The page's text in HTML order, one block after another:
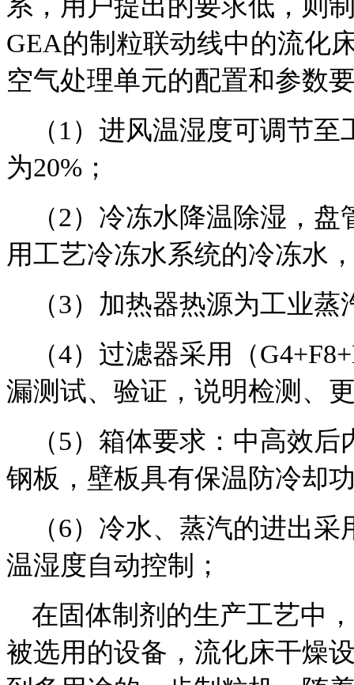
系，用户提出的要求低，则
GEA的制粒联动线中的流化
空气处理单元的配置和参数
（1）进风温湿度可调节
为20%；
（2）冷冻水降温除湿，
用工艺冷冻水系统的冷冻水
（3）加热器热源为工业
（4）过滤器采用（
漏测试、验证，说明检测、
（5）箱体要求：中高效
钢板，壁板具有保温防冷却
（6）冷水、蒸汽的进出
温湿度自动控制；
在固体制剂的生产工艺中
被选用的设备，流化床干燥